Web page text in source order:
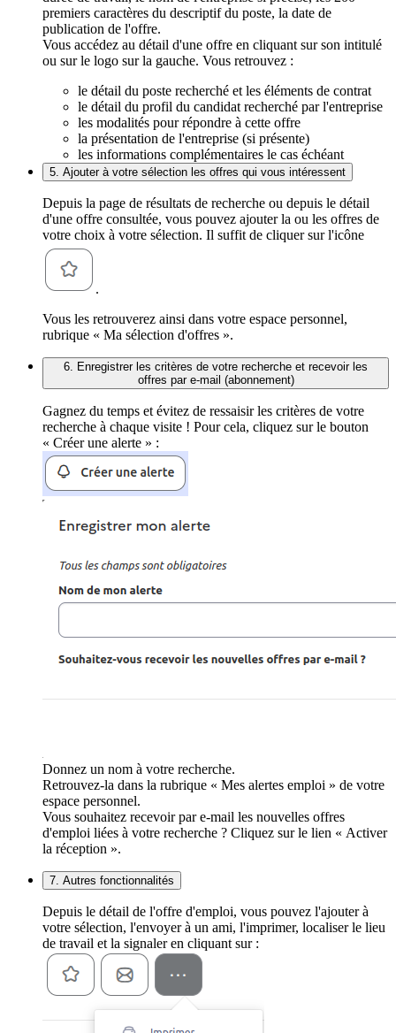
premiers caractères du descriptif du poste, la date de
publication de l'offre.
Vous accédez au détail d'une offre en cliquant sur son intitulé
ou sur le logo sur la gauche. Vous retrouvez :
le détail du poste recherché et les éléments de contrat
le détail du profil du candidat recherché par l'entreprise
les modalités pour répondre à cette offre
la présentation de l'entreprise (si présente)
les informations complémentaires le cas échéant
5. Ajouter à votre sélection les offres qui vous intéressent
Depuis la page de résultats de recherche ou depuis le détail
d'une offre consultée, vous pouvez ajouter la ou les offres de
votre choix à votre sélection. Il suffit de cliquer sur l'icône
.
Vous les retrouverez ainsi dans votre espace personnel,
rubrique « Ma sélection d'offres ».
6. Enregistrer les critères de votre recherche et recevoir les
offres par e-mail (abonnement)
Gagnez du temps et évitez de ressaisir les critères de votre
recherche à chaque visite ! Pour cela, cliquez sur le bouton
« Créer une alerte » :
Donnez un nom à votre recherche.
Retrouvez-la dans la rubrique « Mes alertes emploi » de votre
espace personnel.
Vous souhaitez recevoir par e-mail les nouvelles offres
d'emploi liées à votre recherche ? Cliquez sur le lien « Activer
la réception ».
7. Autres fonctionnalités
Depuis le détail de l'offre d'emploi, vous pouvez l'ajouter à
votre sélection, l'envoyer à un ami, l'imprimer, localiser le lieu
de travail et la signaler en cliquant sur :